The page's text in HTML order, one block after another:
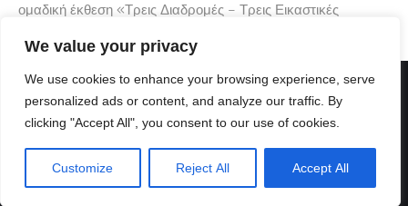
We value your privacy
We use cookies to enhance your browsing experience, serve
personalized ads or content, and analyze our traffic. By
clicking "Accept All", you consent to our use of cookies.
Customize Reject All Accept All
ομαδική έκθεση «Τρεις Διαδρομές – Τρεις Εικαστικές
κοντά τρεις δημιουργούς με διαφορετική καλλιτεχνική